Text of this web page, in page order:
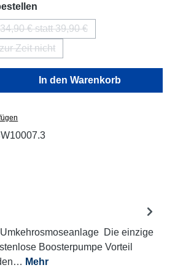
€ statt 39,90 €
(Diese Option ist zurzeit nicht verfügbar.)
Zeit nicht
Option ist zurzeit nicht verfügbar.)
Gib den gewünschten
In den Warenkorb
Die einzige
Boosterpumpe Vorteil
Mehr